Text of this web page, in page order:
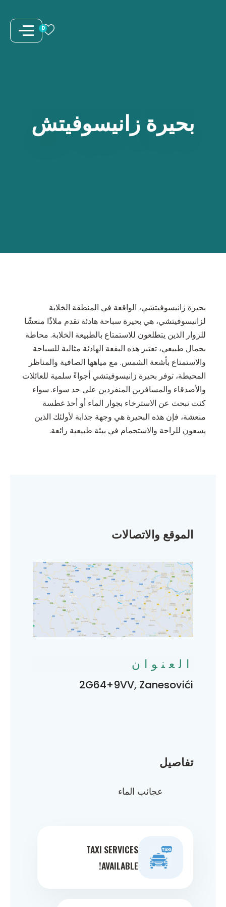
0
بحيرة زانيسوفيتش
بحيرة زانيسوفيتشي، الواقعة في المنطقة الخلابة
لزانيسوفيتشي، هي بحيرة سباحة هادئة تقدم ملاذًا منعشًا
للزوار الذين يتطلعون للاستمتاع بالطبيعة الخلابة. محاطة
بجمال طبيعي، تعتبر هذه البقعة الهادئة مثالية للسباحة
والاستمتاع بأشعة الشمس. مع مياهها الصافية والمناظر
المحيطة، توفر بحيرة زانيسوفيتشي أجواءً سلمية للعائلات
والأصدقاء والمسافرين المنفردين على حد سواء. سواء
كنت تبحث عن الاسترخاء بجوار الماء أو أخذ غطسة
منعشة، فإن هذه البحيرة هي وجهة جذابة لأولئك الذين
يسعون للراحة والاستجمام في بيئة طبيعية رائعة.
تفاصيل
عجائب الماء
TAXI SERVICES
AVAILABLE!
الموقع والاتصالات
العنوان
2G64+9VV, Zanesovići